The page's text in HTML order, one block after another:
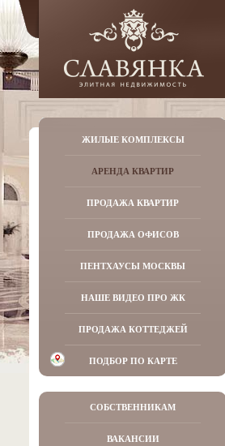
ЖИЛЫЕ КОМПЛЕКСЫ
АРЕНДА КВАРТИР
ПРОДАЖА КВАРТИР
ПРОДАЖА ОФИСОВ
ПЕНТХАУСЫ МОСКВЫ
НАШЕ ВИДЕО ПРО ЖК
ПРОДАЖА КОТТЕДЖЕЙ
ПОДБОР ПО КАРТЕ
СОБСТВЕННИКАМ
ВАКАНСИИ